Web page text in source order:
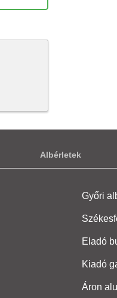
Albérletek
Győri
Eladó
Kiadó
Áron